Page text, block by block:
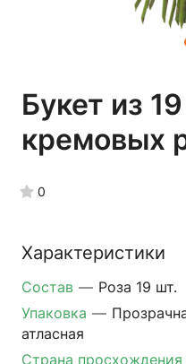
Букет из
кремовых
0
Характеристики
Состав — Роза 19 шт.
Упаковка —
атласная
Страна просхождения